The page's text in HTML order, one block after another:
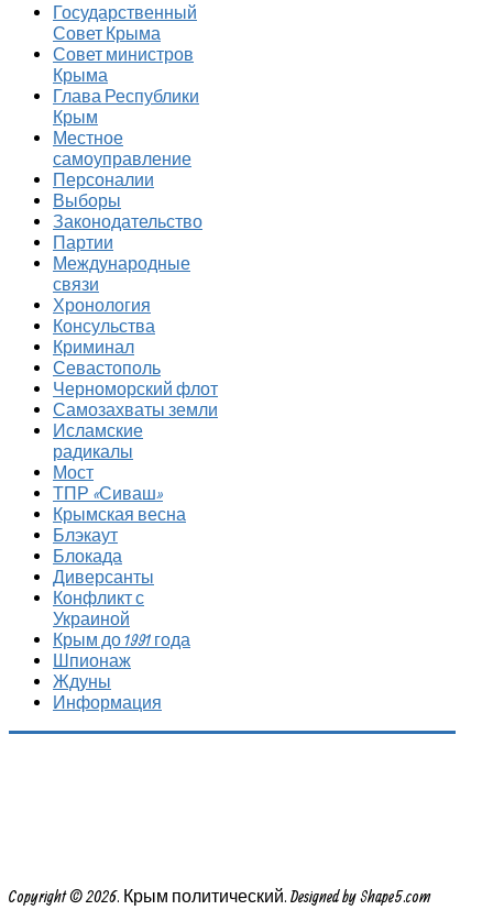
Государственный
Совет Крыма
Совет министров
Крыма
Глава Республики
Крым
Местное
самоуправление
Персоналии
Выборы
Законодательство
Партии
Международные
связи
Хронология
Консульства
Криминал
Севастополь
Черноморский флот
Самозахваты земли
Исламские
радикалы
Мост
ТПР «Сиваш»
Крымская весна
Блэкаут
Блокада
Диверсанты
Конфликт с
Украиной
Крым до 1991 года
Шпионаж
Ждуны
Информация
Copyright © 2026. Крым политический. Designed by Shape5.com